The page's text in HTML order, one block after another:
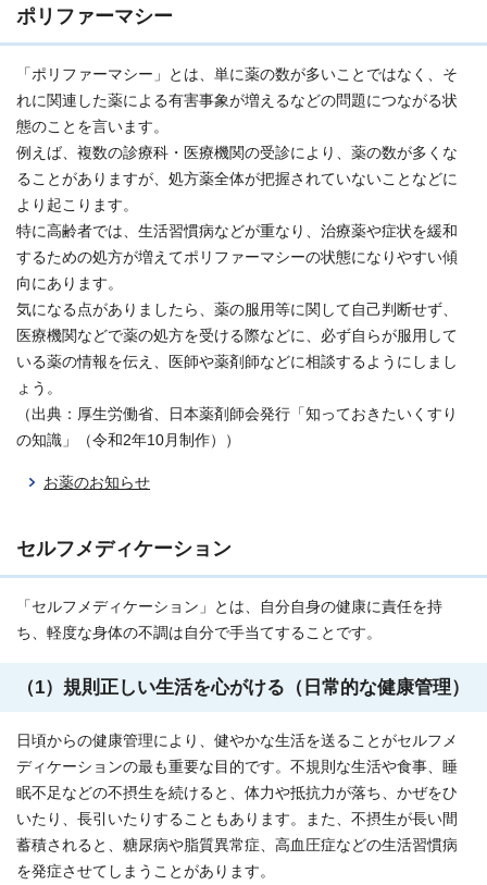
ポリファーマシー
「ポリファーマシー」とは、単に薬の数が多いことではなく、そ
れに関連した薬による有害事象が増えるなどの問題につながる状
態のことを言います。
例えば、複数の診療科・医療機関の受診により、薬の数が多くな
ることがありますが、処方薬全体が把握されていないことなどに
より起こります。
特に高齢者では、生活習慣病などが重なり、治療薬や症状を緩和
するための処方が増えてポリファーマシーの状態になりやすい傾
向にあります。
気になる点がありましたら、薬の服用等に関して自己判断せず、
医療機関などで薬の処方を受ける際などに、必ず自らが服用して
いる薬の情報を伝え、医師や薬剤師などに相談するようにしまし
ょう。
（出典：厚生労働省、日本薬剤師会発行「知っておきたいくすり
の知識」（令和2年10月制作））
お薬のお知らせ
セルフメディケーション
「セルフメディケーション」とは、自分自身の健康に責任を持
ち、軽度な身体の不調は自分で手当てすることです。
（1）規則正しい生活を心がける（日常的な健康管理）
日頃からの健康管理により、健やかな生活を送ることがセルフメ
ディケーションの最も重要な目的です。不規則な生活や食事、睡
眠不足などの不摂生を続けると、体力や抵抗力が落ち、かぜをひ
いたり、長引いたりすることもあります。また、不摂生が長い間
蓄積されると、糖尿病や脂質異常症、高血圧症などの生活習慣病
を発症させてしまうことがあります。